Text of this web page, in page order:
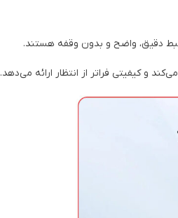
دقیق، واضح و بدون وقفه هستند.
و کیفیتی فراتر از انتظار ارائه می‌دهد.